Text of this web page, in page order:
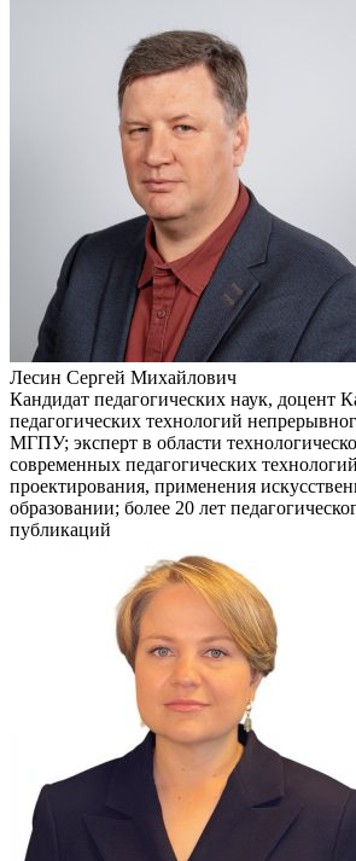
Лесин Сергей Михайлович
Кандидат педагогических наук, доцент
педагогических технологий
МГПУ; эксперт в области
современных педагогических
проектирования, применения
образовании; более 20 лет
публикаций